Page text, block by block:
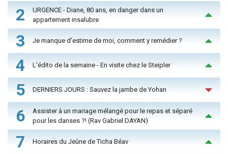
2
URGENCE - Diane, 80 ans, en danger dans un
appartement insalubre
3 Je manque d'estime de moi, comment y remédier ?
4 L'édito de la semaine - En visite chez le Steipler
5 DERNIERS JOURS : Sauvez la jambe de Yohan
6
Assister à un mariage mélangé pour le repas et séparé
pour les danses ?! (Rav Gabriel DAYAN)
7 Horaires du Jeûne de Ticha Béav